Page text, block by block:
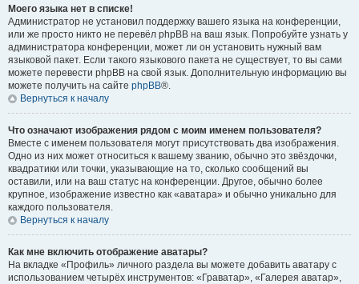
Моего языка нет в списке!
Администратор не установил поддержку вашего языка на конференции,
или же просто никто не перевёл phpBB на ваш язык. Попробуйте узнать у
администратора конференции, может ли он установить нужный вам
языковой пакет. Если такого языкового пакета не существует, то вы сами
можете перевести phpBB на свой язык. Дополнительную информацию вы
можете получить на сайте phpBB®.
Вернуться к началу
Что означают изображения рядом с моим именем пользователя?
Вместе с именем пользователя могут присутствовать два изображения.
Одно из них может относиться к вашему званию, обычно это звёздочки,
квадратики или точки, указывающие на то, сколько сообщений вы
оставили, или на ваш статус на конференции. Другое, обычно более
крупное, изображение известно как «аватара» и обычно уникально для
каждого пользователя.
Вернуться к началу
Как мне включить отображение аватары?
На вкладке «Профиль» личного раздела вы можете добавить аватару с
использованием четырёх инструментов: «Граватар», «Галерея аватар»,